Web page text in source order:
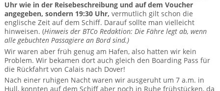
Reisen durch England und Wales per Minibus
Reisen durch Schottland per Minibus
Großbritannien Urlaub mit Hund
Gutscheine - verschenken Sie eine Reise mit BTCo
Individuelle Familienreisen in Großbritannien
Links
Uhr wie in der Reisebeschreibung und auf dem Voucher
angegeben, sondern 19:30 Uhr, vermutlich gilt schon die
englische Zeit auf dem Schiff. Darauf sollte man vielleicht
hinweisen. (Hinweis der BTCo Redaktion: Die Fähre legt ab, wenn
alle gebuchten Passagiere an Bord sind.)
Wir waren aber früh genug am Hafen, also hatten wir kein
Problem. Wir bekamen dort auch gleich den Boarding Pass für
die Rückfahrt von Calais nach Dover!
Nach einer ruhigen Nacht waren wir ausgeruht um 7 a.m. in
Hull, konnten auf dem Schiff aber noch in Ruhe frühstücken, da